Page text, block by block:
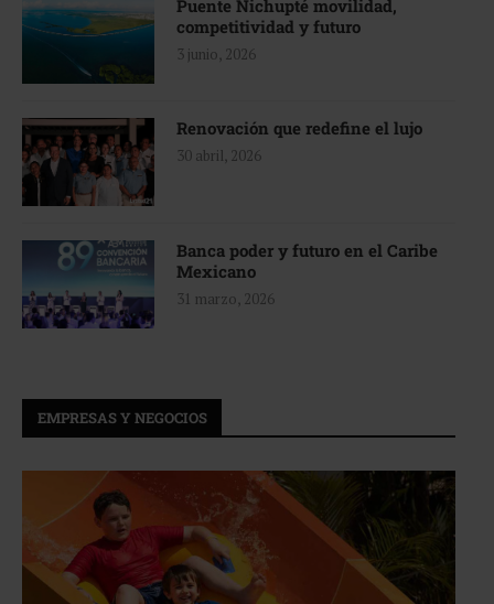
Puente Nichupté movilidad,
competitividad y futuro
3 junio, 2026
Renovación que redefine el lujo
30 abril, 2026
Banca poder y futuro en el Caribe
Mexicano
31 marzo, 2026
EMPRESAS Y NEGOCIOS